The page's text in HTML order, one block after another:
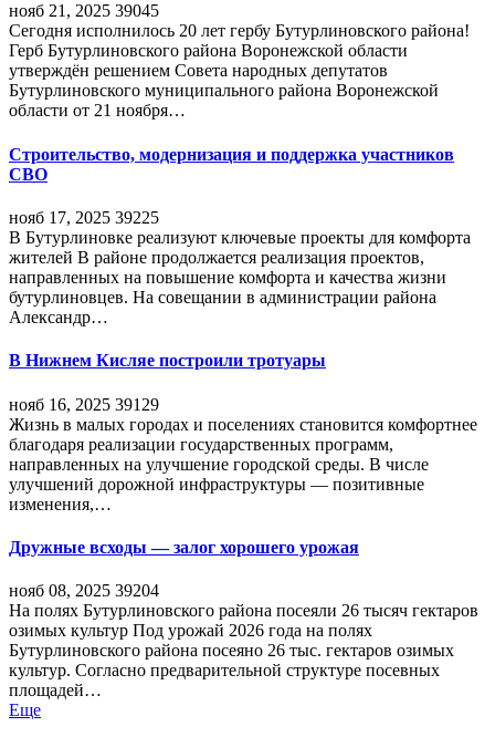
нояб 21, 2025 39045
Сегодня исполнилось 20 лет гербу Бутурлиновского района!
Герб Бутурлиновского района Воронежской области
утверждён решением Совета народных депутатов
Бутурлиновского муниципального района Воронежской
области от 21 ноября…
Строительство, модернизация и поддержка участников
СВО
нояб 17, 2025 39225
В Бутурлиновке реализуют ключевые проекты для комфорта
жителей В районе продолжается реализация проектов,
направленных на повышение комфорта и качества жизни
бутурлиновцев. На совещании в администрации района
Александр…
В Нижнем Кисляе построили тротуары
нояб 16, 2025 39129
Жизнь в малых городах и поселениях становится комфортнее
благодаря реализации государственных программ,
направленных на улучшение городской среды. В числе
улучшений дорожной инфраструктуры — позитивные
изменения,…
Дружные всходы — залог хорошего урожая
нояб 08, 2025 39204
На полях Бутурлиновского района посеяли 26 тысяч гектаров
озимых культур Под урожай 2026 года на полях
Бутурлиновского района посеяно 26 тыс. гектаров озимых
культур. Согласно предварительной структуре посевных
площадей…
Еще